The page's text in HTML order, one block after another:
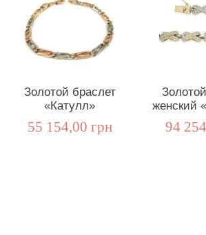
Золотой браслет
«Катулл»
55 154,00 грн
женский
94